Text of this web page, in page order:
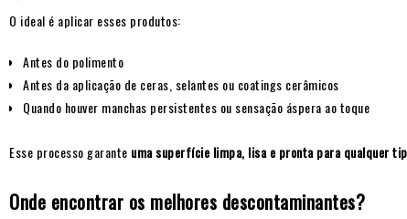
O ideal é aplicar esses produtos:
Antes do polimento
Antes da aplicação de ceras, selantes ou coatings cerâmicos
Quando houver manchas persistentes ou sensação áspera ao toque
Esse processo garante uma superfície limpa, lisa e pronta para qualquer
Onde encontrar os melhores descontaminantes?